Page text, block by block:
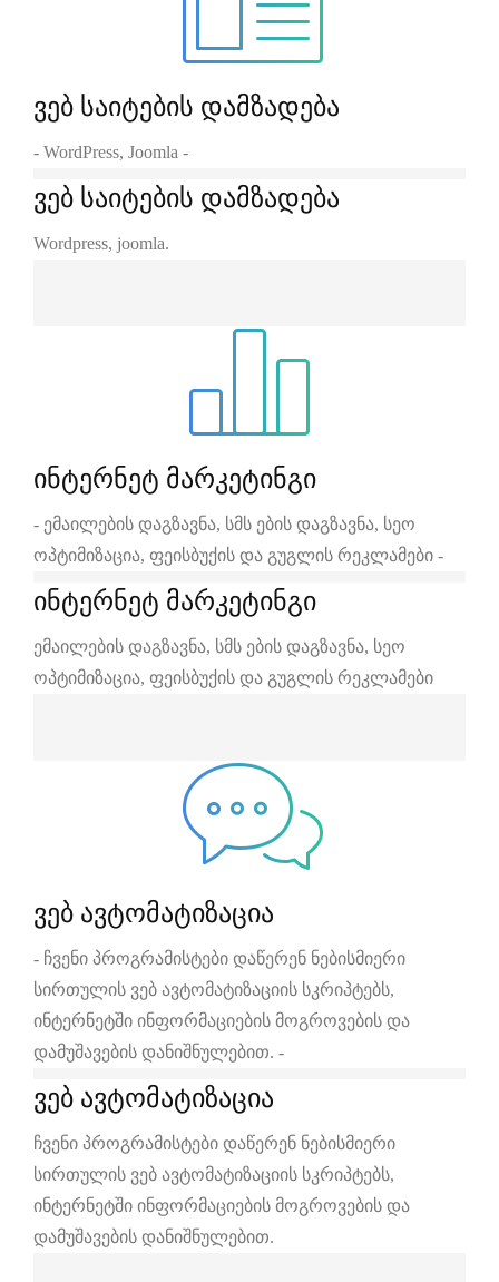
ვებ საიტების დამზადება
- WordPress, Joomla -
ვებ საიტების დამზადება
Wordpress, joomla.
ინტერნეტ მარკეტინგი
- ემაილების დაგზავნა, სმს ების დაგზავნა, სეო
ოპტიმიზაცია, ფეისბუქის და გუგლის რეკლამები -
ინტერნეტ მარკეტინგი
ემაილების დაგზავნა, სმს ების დაგზავნა, სეო
ოპტიმიზაცია, ფეისბუქის და გუგლის რეკლამები
ვებ ავტომატიზაცია
- ჩვენი პროგრამისტები დაწერენ ნებისმიერი
სირთულის ვებ ავტომატიზაციის სკრიპტებს,
ინტერნეტში ინფორმაციების მოგროვების და
დამუშავების დანიშნულებით. -
ვებ ავტომატიზაცია
ჩვენი პროგრამისტები დაწერენ ნებისმიერი
სირთულის ვებ ავტომატიზაციის სკრიპტებს,
ინტერნეტში ინფორმაციების მოგროვების და
დამუშავების დანიშნულებით.